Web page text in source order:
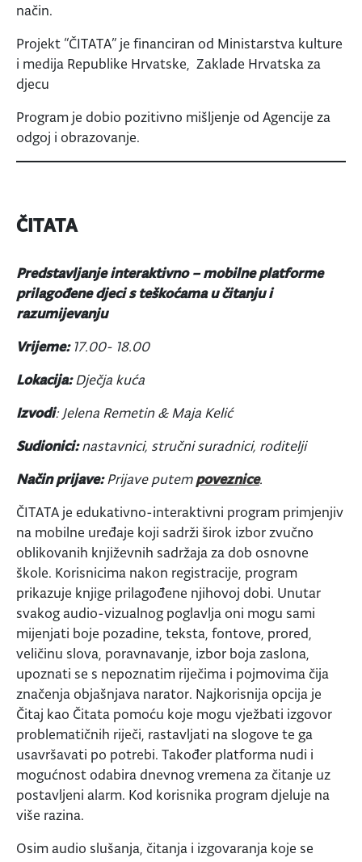
način.
Projekt “ČITATA” je financiran od Ministarstva kulture
i medija Republike Hrvatske, Zaklade Hrvatska za
djecu
Program je dobio pozitivno mišljenje od Agencije za
odgoj i obrazovanje.
ČITATA
Predstavljanje interaktivno – mobilne platforme
prilagođene djeci s teškoćama u čitanju i
razumijevanju
Vrijeme:17.00- 18.00
Lokacija:Dječja kuća
Izvodi: Jelena Remetin & Maja Kelić
Sudionici:nastavnici, stručni suradnici, roditelji
Način prijave:Prijave putempoveznice.
ČITATA je edukativno-interaktivni program primjenjiv
na mobilne uređaje koji sadrži širok izbor zvučno
oblikovanih književnih sadržaja za dob osnovne
škole. Korisnicima nakon registracije, program
prikazuje knjige prilagođene njihovoj dobi. Unutar
svakog audio-vizualnog poglavlja oni mogu sami
mijenjati boje pozadine, teksta, fontove, prored,
veličinu slova, poravnavanje, izbor boja zaslona,
upoznati se s nepoznatim riječima i pojmovima čija
značenja objašnjava narator. Najkorisnija opcija je
Čitaj kao Čitata pomoću koje mogu vježbati izgovor
problematičnih riječi, rastavljati na slogove te ga
usavršavati po potrebi. Također platforma nudi i
mogućnost odabira dnevnog vremena za čitanje uz
postavljeni alarm. Kod korisnika program djeluje na
više razina.
Osim audio slušanja, čitanja i izgovaranja koje se